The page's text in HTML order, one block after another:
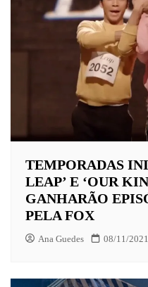
TEMPORADAS
LEAP’ E ‘OUR
GANHARÃO
PELA FOX
Ana Guedes 08/11/2021